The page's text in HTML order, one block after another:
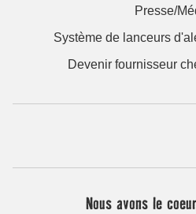
Presse/
Système de lanceurs
Devenir fournisseur
Nous avons le